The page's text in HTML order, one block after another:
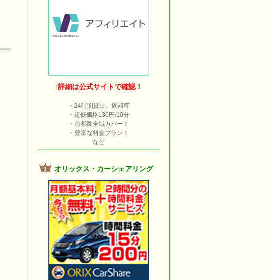
↑詳細は公式サイトで確認！
・24時間貸出、返却可
・超低価格130円/10分
・首都圏全域カバー！
・豊富な料金プラン！
など
オリックス・カーシェアリング